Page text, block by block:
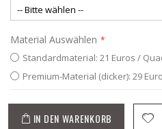
Material Auswählen
Standardmaterial: 21 Euros /
Premium-Material (dicker): 29
IN DEN WARENKORB